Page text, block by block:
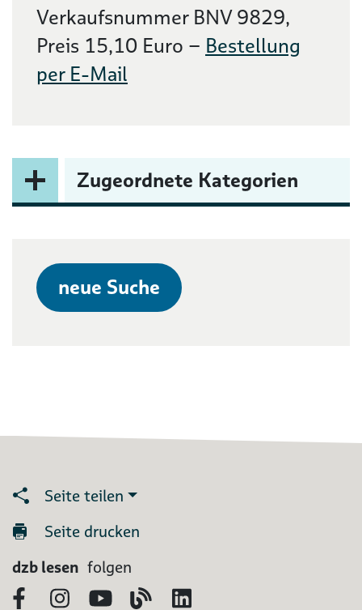
Verkaufsnummer BNV 9829,
Preis 15,10 Euro – Bestellung
per E-Mail
Zugeordnete Kategorien
neue Suche
Seite teilen
Seite drucken
dzb lesen folgen
FacebookInstagram
YouTubeBlog